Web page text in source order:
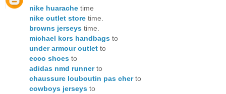
nike huarache time
nike outlet store time.
browns jerseys time.
michael kors handbags to
under armour outlet to
ecco shoes to
adidas nmd runnerto
chaussure louboutin pas cherto
cowboys jerseys to